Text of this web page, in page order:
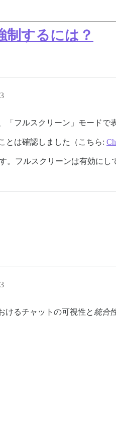
制するには？
フルスクリーン」モードで
とは確認しました（こちら:
フルスクリーンは有効にし
けるチャットの可視性と 統合